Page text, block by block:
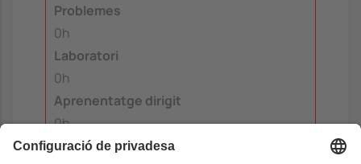
Problemes
0h
Laboratori
0h
Aprenentatge dirigit
0h
Aprenentatge autònom